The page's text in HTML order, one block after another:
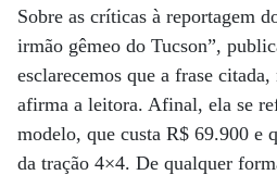
Sobre as críticas à reportagem
irmão gêmeo do Tucson”,
esclarecemos que a frase
afirma a leitora. Afinal, ela se
modelo, que custa R$ 69.900 e
da tração 4×4. De qualquer